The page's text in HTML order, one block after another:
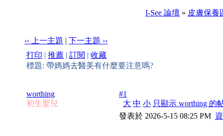
I-See 論壇 » 皮膚保養
‹‹ 上一主題 | 下一主題 ››
打印 | 推薦 | 訂閱 | 收藏
標題: 帶媽媽去醫美有什麼要注意嗎?
worthing
初生嬰兒
#1
大 中 小 只顯示 worthing 的
發表於 2026-5-15 08:25 PM